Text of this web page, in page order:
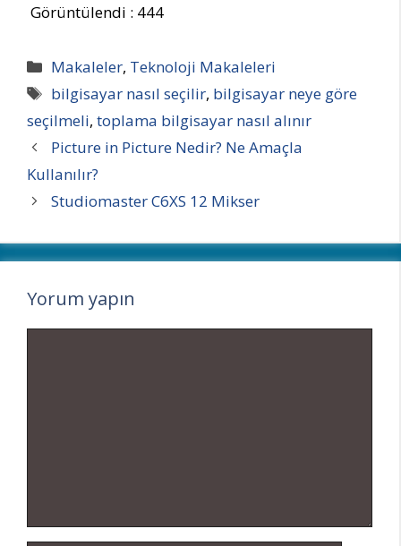
Görüntülendi : 444
Kategoriler
Makaleler, Teknoloji Makaleleri
Etiketler
bilgisayar nasıl seçilir, bilgisayar neye göre
seçilmeli, toplama bilgisayar nasıl alınır
Picture in Picture Nedir? Ne Amaçla
Kullanılır?
Studiomaster C6XS 12 Mikser
Yorum yapın